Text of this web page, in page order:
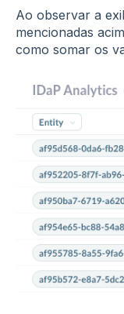
Ao observar a
mencionadas
como somar os